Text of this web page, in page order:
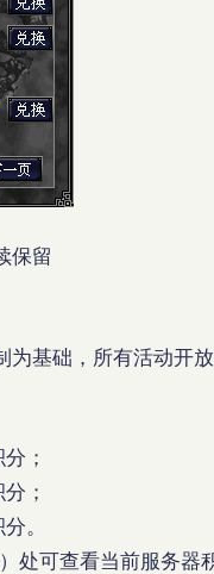
保留
为基础，所有活动开
；
；
。
）处可查看当前服务器